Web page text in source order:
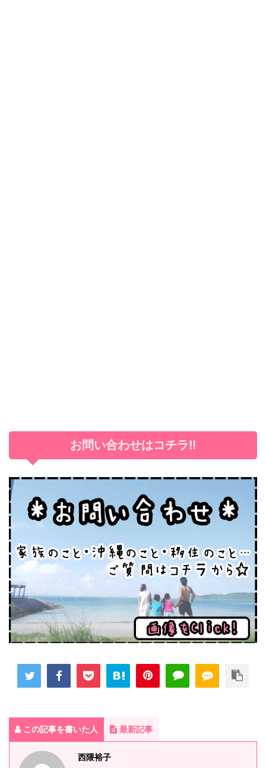
お問い合わせはコチラ!!
この記事を書いた人 最新記事
西隈裕子